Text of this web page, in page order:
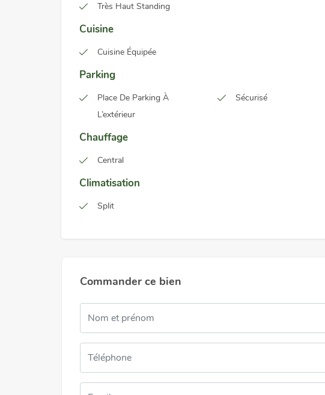
Très Haut Standing
Cuisine
Cuisine Équipée
Parking
Place De Parking À
L’extérieur
Sécurisé
Chauffage
Central
Climatisation
Split
Commander ce bien